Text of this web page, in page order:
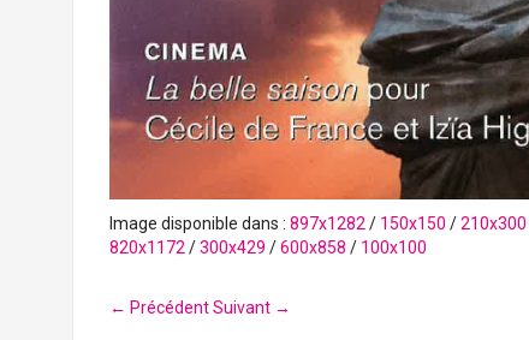
Image disponible dans : 897x1282 / 150x150 /210x300
820x1172 /300x429 /600x858 / 100x100
← Précédent Suivant →